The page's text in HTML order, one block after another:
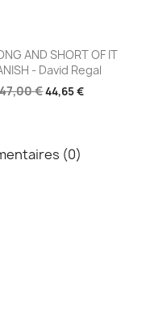
Aperçu rapide
AND SHORT OF IT
- David Regal
47,00 €44,65 €
(0)